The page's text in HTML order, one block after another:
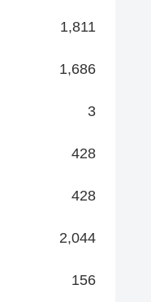
1,811
1,686
3
428
428
2,044
156